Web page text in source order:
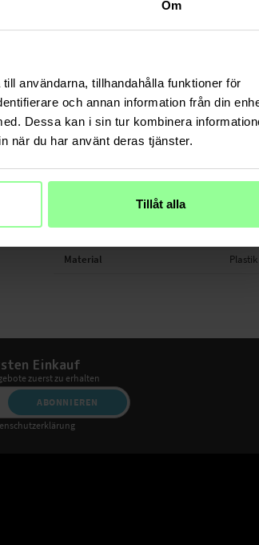
Om
användarna, tillhandahålla funktioner för
och annan information från din
Dessa kan i sin tur kombinera
när du har använt deras tjänster.
Tillåt alla
Damit der Staubsauger optimale
die Bürsten in regelmäßigen Abständen
können die vorhandenen Bürsten ganz
Ersatzbürsten ersetzen.
- Neue Bürsten für den Roboterstaubsauger
- Einfache Installation am Staubsauger
- Eufy RoboVac 30C
TECHNISCHE DATEN
Farbe
Material
Plastik
Einkauf
zuerst zu erhalten
ABONNIEREN